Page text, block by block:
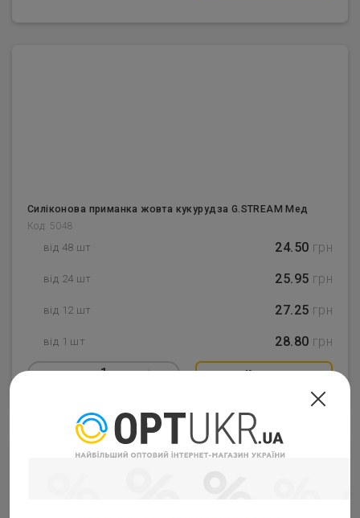
Силіконова приманка жовта кукурудза G.STREAM Мед
Код: 5048
від 48 шт 24.50 грн
від 24 шт 25.95 грн
від 12 шт 27.25 грн
від 1 шт 28.80 грн
– 1 + Купить